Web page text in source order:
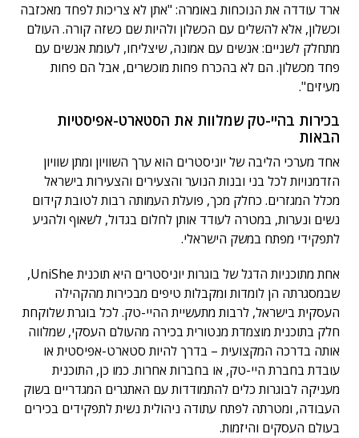
ארד עודדה את הנוכחות באומרה: "אתן לא צריכות לפחד מאכזבה
וכשלון, אלא להשלים עם הכשלון ולהיות שם כשזה קורה. העולם
מתחלק לשניים: אנשים עם אמונה, שיצליחו, לעומת אנשים עם
פחד מכשלון. הם לא בהכרח פחות מוכשרים, אבל הם פחות
מעיזים".
בכירות בהיי-טק שמלוות את הסטארט-אפיסטיות
הבאות
אחד מערכי הליבה של יוניסטרים הוא ערך השוויון ומתן שוויון
הזדמנויות לכל בני ובנות הנוער והצעירים והצעירות בישראל
מכלל המגזרים. כחלק מכך, פועלת העמותה רבות לטובת קידום
נשים ונערות, במטרה לעודד אותן לחלום בגדול, לשאוף ולהגיע
לתפקידי מפתח במשק הישראלי.
אחת מתוכניות הדגל של בוגרות יוניסטרים היא תוכנית UniShe,
שבמסגרתה הן לומדות ומקבלות טיפים מבכירות מהקהילה
העסקית בישראל, לרבות מתעשיית ההיי-טק. לכל בוגרת שלוקחת
חלק בתוכנית מוצמדת מנטורית בכירה מהעולם העסקי, שמלווה
אותה בדרכה המקצועית – בדרך להיות סטארט-אפיסטית או
עובדת בחברת היי-טק, או בחברות אחרות. כמו כן, התוכנית
מעניקה לבוגרות כלים להתמודדות עם האתגרים המגדריים בשוק
העבודה, ומטרתה לפתח עתודה ניהולית נשית לתפקידים בכירים
בעולם העסקים והיזמות.